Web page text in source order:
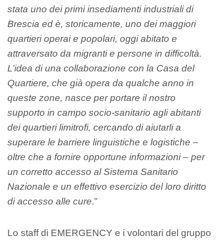
stata uno dei primi insediamenti industriali di
Brescia ed è, storicamente, uno dei maggiori
quartieri operai e popolari, oggi abitato e
attraversato da migranti e persone in difficoltà.
L’idea di una collaborazione con la Casa del
Quartiere, che già opera da qualche anno in
queste zone, nasce per portare il nostro
supporto in campo socio-sanitario agli abitanti
dei quartieri limitrofi, cercando di aiutarli a
superare le barriere linguistiche e logistiche –
oltre che a fornire opportune informazioni – per
un corretto accesso al Sistema Sanitario
Nazionale e un effettivo esercizio del loro diritto
di accesso alle cure.”
Lo staff di EMERGENCY e i volontari del gruppo